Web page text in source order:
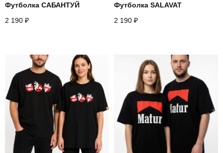
Футболка САБАНТУЙ
2 190 ₽
Футболка SALAVAT
2 190 ₽